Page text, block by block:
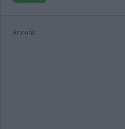
Annons: